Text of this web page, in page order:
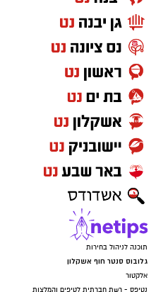
.
השנה נוסף לפסטיבל
רביעי (26.8)
של גן יבנה לילדים ולנוער.
תוכנה לניהול בחירות
גלובוס סנטר חוף אשקלון
אלקטור
נטיפס - רשת חברתית לטיפים והמלצות